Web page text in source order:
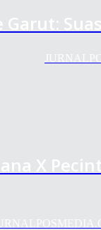
Garut:
X